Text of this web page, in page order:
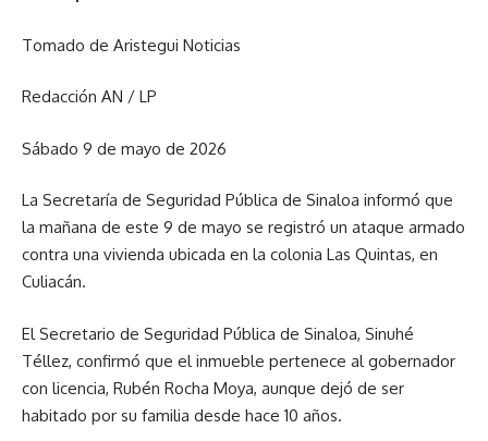
Tomado de Aristegui Noticias
Redacción AN / LP
Sábado 9 de mayo de 2026
La Secretaría de Seguridad Pública de Sinaloa informó que
la mañana de este 9 de mayo se registró un ataque armado
contra una vivienda ubicada en la colonia Las Quintas, en
Culiacán.
El Secretario de Seguridad Pública de Sinaloa, Sinuhé
Téllez, confirmó que el inmueble pertenece al gobernador
con licencia, Rubén Rocha Moya, aunque dejó de ser
habitado por su familia desde hace 10 años.